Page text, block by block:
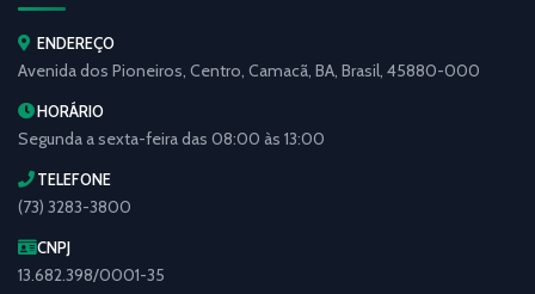
ENDEREÇO
Avenida dos Pioneiros, Centro, Camacã, BA, Brasil, 45880-000
HORÁRIO
Segunda a sexta-feira das 08:00 às 13:00
TELEFONE
(73) 3283-3800
CNPJ
13.682.398/0001-35